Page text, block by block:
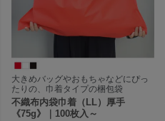
大きめバッグやおもちゃなどにぴっ
たりの、巾着タイプの梱包袋
不織布内袋巾着（LL）厚手
《75g》｜100枚入～